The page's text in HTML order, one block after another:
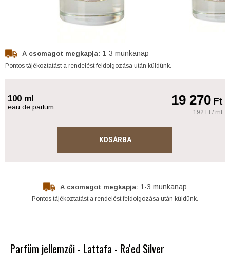
A csomagot megkapja: 1-3 munkanap
Pontos tájékoztatást a rendelést feldolgozása után küldünk.
100 ml
eau de parfum 19 270Ft
192 Ft / ml
KOSÁRBA
A csomagot megkapja: 1-3 munkanap
Pontos tájékoztatást a rendelést feldolgozása után küldünk.
Parfüm jellemzői - Lattafa - Ra'ed Silver